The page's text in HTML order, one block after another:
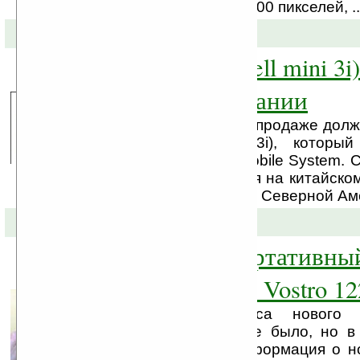
разрешением 1600 x 900 пикселей,
Dell Benzine (Dell mini
смартфон компании
В ближайшее время в продаже
Benzine (Dell mini 3i),
управлением Open Mobile System.
будет распространятся на
— на рынках Европы и Северной
Бюджетный
компьютер Dell Vostro
Официального анонса нового
компании Dell еще не было, но в
появилась первая информация о